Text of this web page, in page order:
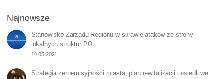
Najnowsze
Stanowisko Zarządu Regionu w sprawie ataków ze strony
lokalnych struktur PO
10.05.2021
Strategia zeroemisyjności miasta, plan rewitalizacji i osiedlowe